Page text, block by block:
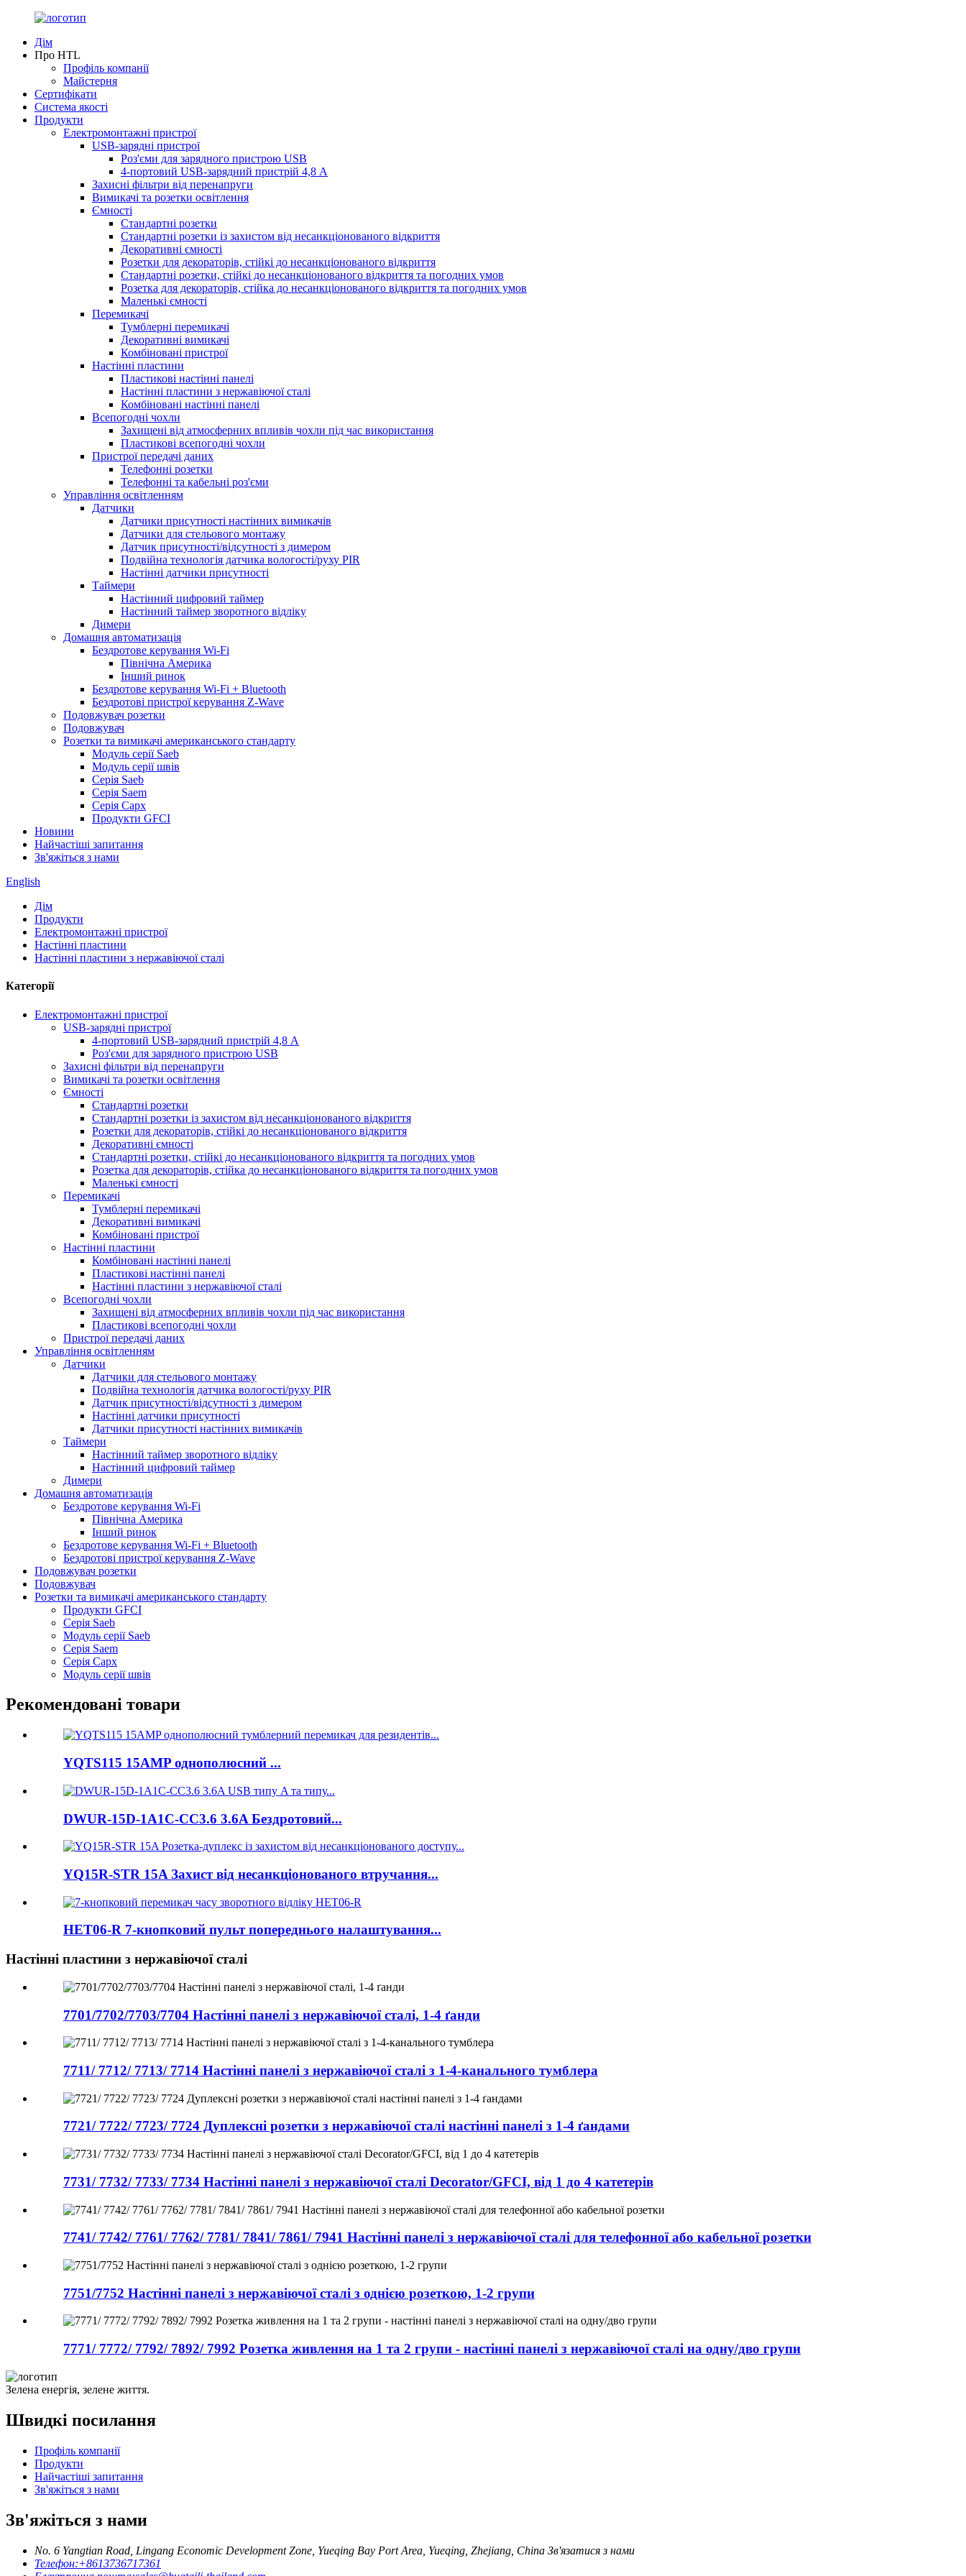
Дім
Про HTL
Профіль компанії
Майстерня
Сертифікати
Система якості
Продукти
Електромонтажні пристрої
USB-зарядні пристрої
Роз'єми для зарядного пристрою USB
4-портовий USB-зарядний пристрій 4,8 A
Захисні фільтри від перенапруги
Вимикачі та розетки освітлення
Ємності
Стандартні розетки
Стандартні розетки із захистом від несанкціонованого відкриття
Декоративні ємності
Розетки для декораторів, стійкі до несанкціонованого відкриття
Стандартні розетки, стійкі до несанкціонованого відкриття та погодних умов
Розетка для декораторів, стійка до несанкціонованого відкриття та погодних умов
Маленькі ємності
Перемикачі
Тумблерні перемикачі
Декоративні вимикачі
Комбіновані пристрої
Настінні пластини
Пластикові настінні панелі
Настінні пластини з нержавіючої сталі
Комбіновані настінні панелі
Всепогодні чохли
Захищені від атмосферних впливів чохли під час використання
Пластикові всепогодні чохли
Пристрої передачі даних
Телефонні розетки
Телефонні та кабельні роз'єми
Управління освітленням
Датчики
Датчики присутності настінних вимикачів
Датчики для стельового монтажу
Датчик присутності/відсутності з димером
Подвійна технологія датчика вологості/руху PIR
Настінні датчики присутності
Таймери
Настінний цифровий таймер
Настінний таймер зворотного відліку
Димери
Домашня автоматизація
Бездротове керування Wi-Fi
Північна Америка
Інший ринок
Бездротове керування Wi-Fi + Bluetooth
Бездротові пристрої керування Z-Wave
Подовжувач розетки
Подовжувач
Розетки та вимикачі американського стандарту
Модуль серії Saeb
Модуль серії швів
Серія Saeb
Серія Saem
Серія Сарх
Продукти GFCI
Новини
Найчастіші запитання
Зв'яжіться з нами
English
Дім
Продукти
Електромонтажні пристрої
Настінні пластини
Настінні пластини з нержавіючої сталі
Категорії
Електромонтажні пристрої
USB-зарядні пристрої
4-портовий USB-зарядний пристрій 4,8 A
Роз'єми для зарядного пристрою USB
Захисні фільтри від перенапруги
Вимикачі та розетки освітлення
Ємності
Стандартні розетки
Стандартні розетки із захистом від несанкціонованого відкриття
Розетки для декораторів, стійкі до несанкціонованого відкриття
Декоративні ємності
Стандартні розетки, стійкі до несанкціонованого відкриття та погодних умов
Розетка для декораторів, стійка до несанкціонованого відкриття та погодних умов
Маленькі ємності
Перемикачі
Тумблерні перемикачі
Декоративні вимикачі
Комбіновані пристрої
Настінні пластини
Комбіновані настінні панелі
Пластикові настінні панелі
Настінні пластини з нержавіючої сталі
Всепогодні чохли
Захищені від атмосферних впливів чохли під час використання
Пластикові всепогодні чохли
Пристрої передачі даних
Управління освітленням
Датчики
Датчики для стельового монтажу
Подвійна технологія датчика вологості/руху PIR
Датчик присутності/відсутності з димером
Настінні датчики присутності
Датчики присутності настінних вимикачів
Таймери
Настінний таймер зворотного відліку
Настінний цифровий таймер
Димери
Домашня автоматизація
Бездротове керування Wi-Fi
Північна Америка
Інший ринок
Бездротове керування Wi-Fi + Bluetooth
Бездротові пристрої керування Z-Wave
Подовжувач розетки
Подовжувач
Розетки та вимикачі американського стандарту
Продукти GFCI
Серія Saeb
Модуль серії Saeb
Серія Saem
Серія Сарх
Модуль серії швів
Рекомендовані товари
YQTS115 15AMP однополюсний ...
DWUR-15D-1A1C-CC3.6 3.6A Бездротовий...
YQ15R-STR 15A Захист від несанкціонованого втручання...
HET06-R 7-кнопковий пульт попереднього налаштування...
Настінні пластини з нержавіючої сталі
7701/7702/7703/7704 Настінні панелі з нержавіючої сталі, 1-4 ґанди
7711/ 7712/ 7713/ 7714 Настінні панелі з нержавіючої сталі з 1-4-канального тумблера
7721/ 7722/ 7723/ 7724 Дуплексні розетки з нержавіючої сталі настінні панелі з 1-4 ґандами
7731/ 7732/ 7733/ 7734 Настінні панелі з нержавіючої сталі Decorator/GFCI, від 1 до 4 катетерів
7741/ 7742/ 7761/ 7762/ 7781/ 7841/ 7861/ 7941 Настінні панелі з нержавіючої сталі для телефонної або кабельної розетки
7751/7752 Настінні панелі з нержавіючої сталі з однією розеткою, 1-2 групи
7771/ 7772/ 7792/ 7892/ 7992 Розетка живлення на 1 та 2 групи - настінні панелі з нержавіючої сталі на одну/дво групи
Зелена енергія, зелене життя.
Швидкі посилання
Профіль компанії
Продукти
Найчастіші запитання
Зв'яжіться з нами
Зв'яжіться з нами
No. 6 Yangtian Road, Lingang Economic Development Zone, Yueqing Bay Port Area, Yueqing, Zhejiang, China Зв'язатися з нами
Телефон:+8613736717361